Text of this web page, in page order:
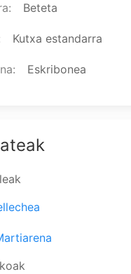
Beteta
Kutxa estandarra
Eskribonea